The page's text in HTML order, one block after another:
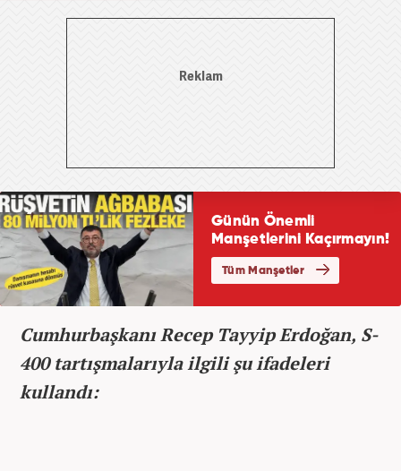
Cumhurbaşkanı Recep Tayyip Erdoğan, S-
400 tartışmalarıyla ilgili şu ifadeleri
kullandı: